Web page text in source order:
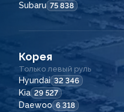
Subaru 75 838
Корея
Только левый руль
Hyundai 32 346
Kia 29 527
Daewoo 6 318